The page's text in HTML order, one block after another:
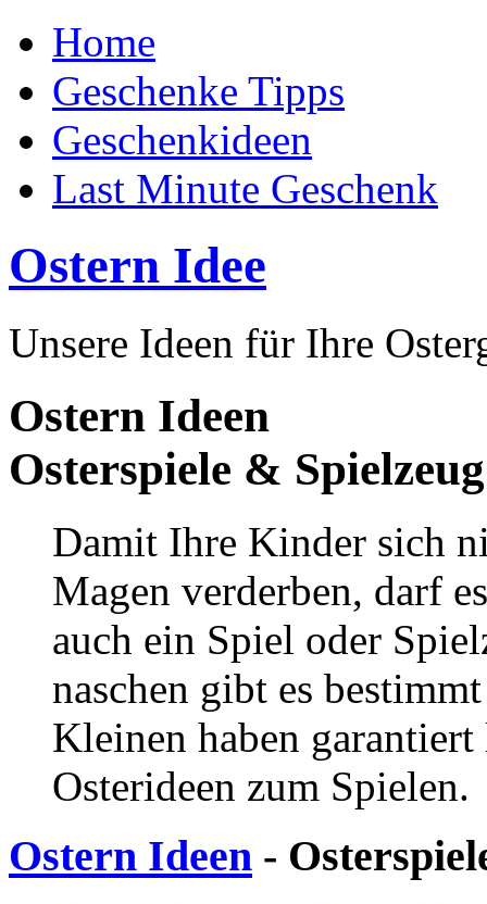
Home
Geschenke Tipps
Geschenkideen
Last Minute Geschenk
Ostern Idee
Unsere Ideen für Ihre
Ostern Ideen
Osterspiele & Spielzeug
Damit Ihre Kinder sich
Magen verderben, darf
auch ein Spiel oder
naschen gibt es
Kleinen haben
Osterideen zum Spielen.
Ostern Ideen -